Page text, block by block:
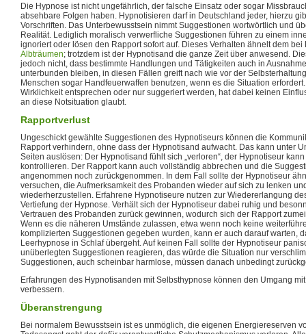
Die Hypnose ist nicht ungefährlich, der falsche Einsatz oder sogar
absehbare Folgen haben. Hypnotisieren darf in Deutschland jeder, hierzu
Vorschriften. Das Unterbewusstsein nimmt Suggestionen wortwörtlich und
Realität. Lediglich moralisch verwerfliche Suggestionen führen zu einem
ignoriert oder lösen den Rapport sofort auf. Dieses Verhalten ähnelt dem
Albträumen; trotzdem ist der Hypnotisand die ganze Zeit über anwesend.
jedoch nicht, dass bestimmte Handlungen und Tätigkeiten auch in
unterbunden bleiben, in diesen Fällen greift nach wie vor der
Menschen sogar Handfeuerwaffen benutzen, wenn es die Situation
Wirklichkeit entsprechen oder nur suggeriert werden, hat dabei keinen
an diese Notsituation glaubt.
Rapportverlust
Ungeschickt gewählte Suggestionen des Hypnotiseurs können die
Rapport verhindern, ohne dass der Hypnotisand aufwacht. Das kann unter
Seiten auslösen: Der Hypnotisand fühlt sich „verloren“, der Hypnotiseur
kontrollieren. Der Rapport kann auch vollständig abbrechen und die
angenommen noch zurückgenommen. In dem Fall sollte der Hypnotiseur
versuchen, die Aufmerksamkeit des Probanden wieder auf sich zu lenken
wiederherzustellen. Erfahrene Hypnotiseure nutzen zur Wiedererlangung
Vertiefung der Hypnose. Verhält sich der Hypnotiseur dabei ruhig und
Vertrauen des Probanden zurück gewinnen, wodurch sich der Rapport
Wenn es die näheren Umstände zulassen, etwa wenn noch keine
komplizierten Suggestionen gegeben wurden, kann er auch darauf warten,
Leerhypnose in Schlaf übergeht. Auf keinen Fall sollte der Hypnotiseur
unüberlegten Suggestionen reagieren, das würde die Situation nur
Suggestionen, auch scheinbar harmlose, müssen danach unbedingt
Erfahrungen des Hypnotisanden mit Selbsthypnose können den Umgang
verbessern.
Überanstrengung
Bei normalem Bewusstsein ist es unmöglich, die eigenen Energiereserven